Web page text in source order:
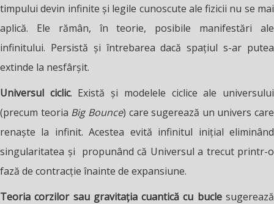
timpului devin infinite și legile cunoscute ale fizicii nu se mai
aplică. Ele rămân, în teorie, posibile manifestări ale
infinitului. Persistă și întrebarea dacă spațiul s-ar putea
extinde la nesfârșit.
Universul ciclic. Există și modelele ciclice ale universului
(precum teoria Big Bounce) care sugerează un univers care
renaște la infinit. Acestea evită infinitul inițial eliminând
singularitatea și propunând că Universul a trecut printr-o
fază de contracție înainte de expansiune.
Teoria corzilor sau gravitația cuantică cu buclesugerează